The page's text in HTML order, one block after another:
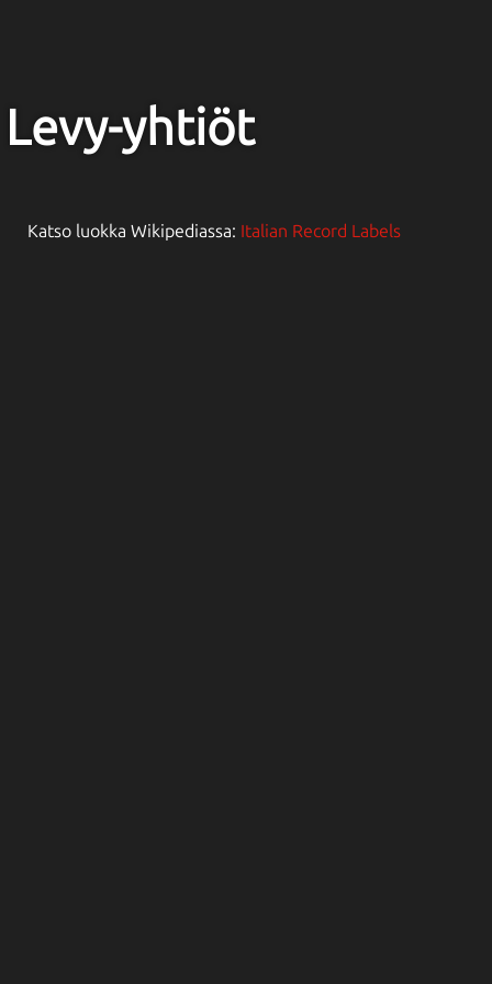
Levy-yhtiöt
Katso luokka Wikipediassa: Italian Record Labels